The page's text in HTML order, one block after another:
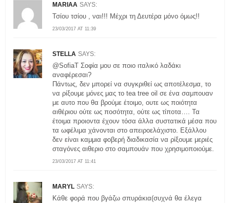
MARIAA SAYS:
23/03/2017 AT 11:39
Τσίου τσίου , ναι!!! Μέχρι τη Δευτέρα μόνο όμως!!
STELLA SAYS:
23/03/2017 AT 11:41
@SofiaT Σοφία μου σε ποιο ιταλικό λαδάκι
αναφέρεσαι?
Πάντως, δεν μπορεί να συγκριθεί ως αποτέλεσμα, το
να ρίξουμε μόνες μας το tea tree oil σε ένα σαμπουαν
με αυτο που θα βρούμε έτοιμο, ουτε ως ποιότητα
αιθέριου ούτε ως ποσότητα, ούτε ως τίποτα…. Τα
έτοιμα προιοντα έχουν τόσα άλλα συστατικά μέσα που
τα ωφέλιμα χάνονται στο απειροελάχιστο. Εξάλλου
δεν είναι καμμια φοβερή διαδικασία να ρίξουμε μεριές
σταγόνες αιθεριο στο σαμπουάν που χρησιμοποιούμε.
MARYL SAYS:
Κάθε φορά που βγάζω σπυράκια(συχνά θα έλεγα